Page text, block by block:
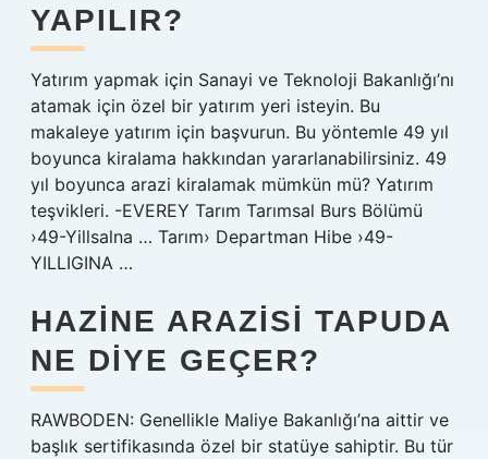
YAPILIR?
Yatırım yapmak için Sanayi ve Teknoloji Bakanlığı’nı
atamak için özel bir yatırım yeri isteyin. Bu
makaleye yatırım için başvurun. Bu yöntemle 49 yıl
boyunca kiralama hakkından yararlanabilirsiniz. 49
yıl boyunca arazi kiralamak mümkün mü? Yatırım
teşvikleri. -EVEREY Tarım Tarımsal Burs Bölümü
›49-Yillsalna … Tarım› Departman Hibe ›49-
YILLIGINA …
HAZINE ARAZISI TAPUDA
NE DIYE GEÇER?
RAWBODEN: Genellikle Maliye Bakanlığı’na aittir ve
başlık sertifikasında özel bir statüye sahiptir. Bu tür